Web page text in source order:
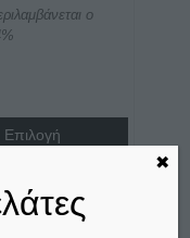
ο
Επιλογή
✖